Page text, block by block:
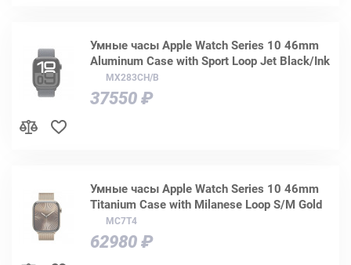
Умные часы Apple Watch Series 10 46mm
Aluminum Case with Sport Loop Jet Black/Ink
MX283CH/B
37550 ₽
Умные часы Apple Watch Series 10 46mm
Titanium Case with Milanese Loop S/M Gold
MC7T4
62980 ₽